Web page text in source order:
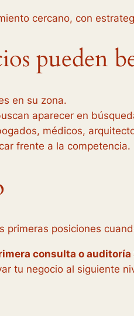
cercano, con
pueden
en su zona.
aparecer en
médicos,
frente a la competencia.
primeras posiciones
consulta o
tu negocio al siguiente